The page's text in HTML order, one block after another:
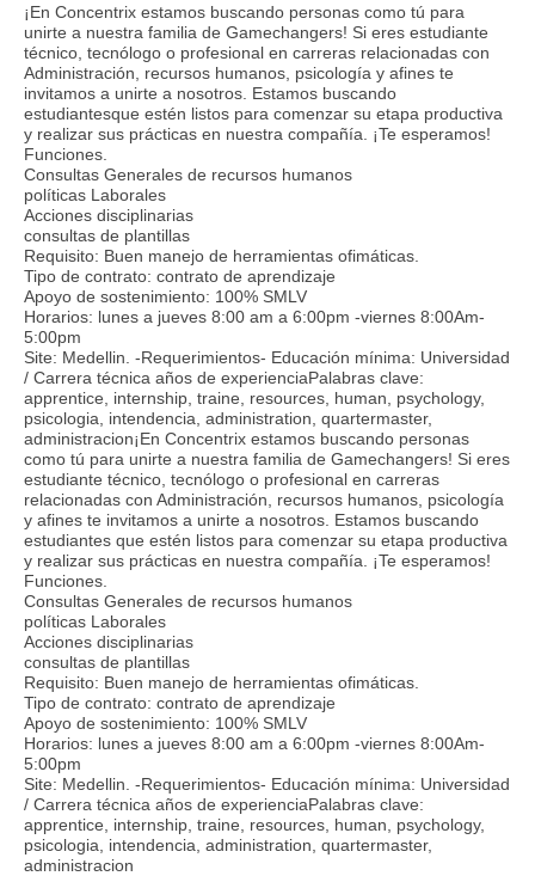
¡En Concentrix estamos buscando personas como tú para
unirte a nuestra familia de Gamechangers! Si eres estudiante
técnico, tecnólogo o profesional en carreras relacionadas con
Administración, recursos humanos, psicología y afines te
invitamos a unirte a nosotros. Estamos buscando
estudiantesque estén listos para comenzar su etapa productiva
y realizar sus prácticas en nuestra compañía. ¡Te esperamos!
Funciones.
Consultas Generales de recursos humanos
políticas Laborales
Acciones disciplinarias
consultas de plantillas
Requisito: Buen manejo de herramientas ofimáticas.
Tipo de contrato: contrato de aprendizaje
Apoyo de sostenimiento: 100% SMLV
Horarios: lunes a jueves 8:00 am a 6:00pm -viernes 8:00Am-
5:00pm
Site: Medellin. -Requerimientos- Educación mínima: Universidad
/ Carrera técnica años de experienciaPalabras clave:
apprentice, internship, traine, resources, human, psychology,
psicologia, intendencia, administration, quartermaster,
administracion¡En Concentrix estamos buscando personas
como tú para unirte a nuestra familia de Gamechangers! Si eres
estudiante técnico, tecnólogo o profesional en carreras
relacionadas con Administración, recursos humanos, psicología
y afines te invitamos a unirte a nosotros. Estamos buscando
estudiantes que estén listos para comenzar su etapa productiva
y realizar sus prácticas en nuestra compañía. ¡Te esperamos!
Funciones.
Consultas Generales de recursos humanos
políticas Laborales
Acciones disciplinarias
consultas de plantillas
Requisito: Buen manejo de herramientas ofimáticas.
Tipo de contrato: contrato de aprendizaje
Apoyo de sostenimiento: 100% SMLV
Horarios: lunes a jueves 8:00 am a 6:00pm -viernes 8:00Am-
5:00pm
Site: Medellin. -Requerimientos- Educación mínima: Universidad
/ Carrera técnica años de experienciaPalabras clave:
apprentice, internship, traine, resources, human, psychology,
psicologia, intendencia, administration, quartermaster,
administracion